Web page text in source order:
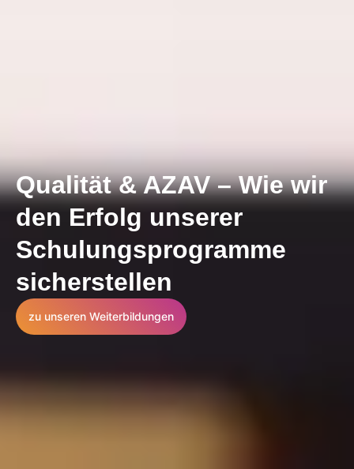
Qualität & AZAV – Wie wir
den Erfolg unserer
Schulungsprogramme
sicherstellen
zu unseren Weiterbildungen